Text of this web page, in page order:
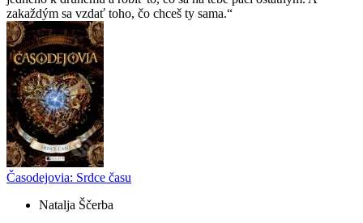
zakaždým sa vzdať toho, čo chceš ty sama.
Časodejovia: Srdce času
Natalja Ščerba